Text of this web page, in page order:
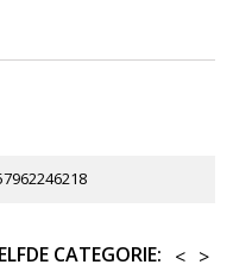
CATEGORIE: >
<